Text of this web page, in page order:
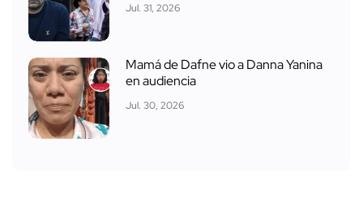
Jul. 31, 2026
Mamá de Dafne vio a Danna Yanina
en audiencia
Jul. 30, 2026